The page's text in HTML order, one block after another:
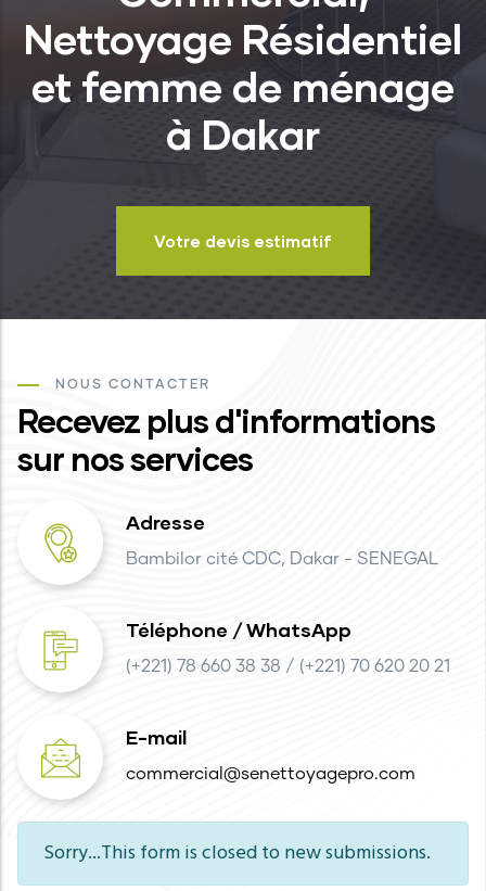
Nettoyage Résidentiel
et femme de ménage
à Dakar
Votre devis estimatif
NOUS CONTACTER
Recevez plus d'informations
sur nos services
Adresse
Bambilor cité CDC, Dakar - SENEGAL
Téléphone / WhatsApp
(+221) 78 660 38 38 / (+221) 70 620 20 21
E-mail
commercial@senettoyagepro.com
Information
Sorry...This form is closed to new submissions.